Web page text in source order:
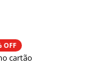
OFF
cartão